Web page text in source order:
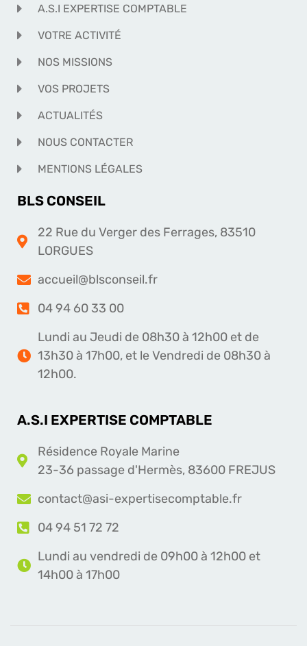
A.S.I EXPERTISE COMPTABLE
VOTRE ACTIVITÉ
NOS MISSIONS
VOS PROJETS
ACTUALITÉS
NOUS CONTACTER
MENTIONS LÉGALES
BLS CONSEIL
22 Rue du Verger des Ferrages, 83510
LORGUES
accueil@blsconseil.fr
04 94 60 33 00
Lundi au Jeudi de 08h30 à 12h00 et de
13h30 à 17h00, et le Vendredi de 08h30 à
12h00.
A.S.I EXPERTISE COMPTABLE
Résidence Royale Marine
23-36 passage d'Hermès, 83600 FREJUS
contact@asi-expertisecomptable.fr
04 94 51 72 72
Lundi au vendredi de 09h00 à 12h00 et
14h00 à 17h00